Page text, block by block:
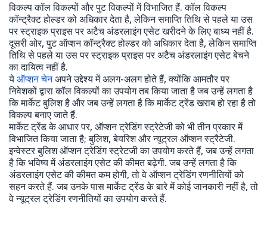
विकल्प कॉल विकल्पों और पुट विकल्पों में विभाजित हैं. कॉल विकल्प
कॉन्ट्रैक्ट होल्डर को अधिकार देता है, लेकिन समाप्ति तिथि से पहले या उस
पर स्ट्राइक प्राइस पर अटैच अंडरलाइंग एसेट खरीदने के लिए बाध्य नहीं है.
दूसरी ओर, पुट ऑप्शन कॉन्ट्रैक्ट होल्डर को अधिकार देता है, लेकिन समाप्ति
तिथि से पहले या उस पर स्ट्राइक प्राइस पर अटैच अंडरलाइंग एसेट बेचने
का दायित्व नहीं है.
ये ऑप्शन चेनअपने उद्देश्य में अलग-अलग होते हैं, क्योंकि आमतौर पर
निवेशकों द्वारा कॉल विकल्पों का उपयोग तब किया जाता है जब उन्हें लगता है
कि मार्केट बुलिश है और जब उन्हें लगता है कि मार्केट ट्रेंड खराब हो रहा है तो
विकल्प बनाए जाते हैं.
मार्केट ट्रेंड के आधार पर, ऑप्शन ट्रेडिंग स्ट्रेटेजी को भी तीन प्रकार में
विभाजित किया जाता है; बुलिश, बेयरिश और न्यूट्रल ऑप्शन स्ट्रैटेजी.
इन्वेस्टर बुलिश ऑप्शन ट्रेडिंग स्ट्रेटजी का उपयोग करते हैं, जब उन्हें लगता
है कि भविष्य में अंडरलाइंग एसेट की कीमत बढ़ेगी. जब उन्हें लगता है कि
अंडरलाइंग एसेट की कीमत कम होगी, तो वे ऑप्शन ट्रेडिंग रणनीतियों को
सहन करते हैं. जब उनके पास मार्केट ट्रेंड के बारे में कोई जानकारी नहीं है, तो
वे न्यूट्रल ट्रेडिंग रणनीतियों का उपयोग करते हैं.